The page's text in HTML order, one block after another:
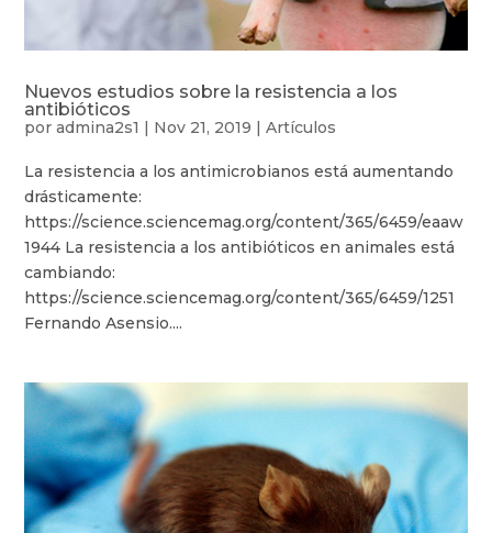
Nuevos estudios sobre la resistencia a los
antibióticos
poradmina2s1 | Nov 21, 2019 |Artículos
La resistencia a los antimicrobianos está aumentando
drásticamente:
https://science.sciencemag.org/content/365/6459/eaaw
1944 La resistencia a los antibióticos en animales está
cambiando:
https://science.sciencemag.org/content/365/6459/1251
Fernando Asensio....